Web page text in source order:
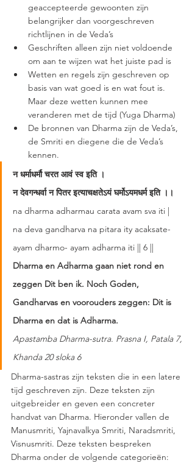
geaccepteerde gewoonten zijn
belangrijker dan voorgeschreven
richtlijnen in de Veda’s
Geschriften alleen zijn niet voldoende
om aan te wijzen wat het juiste pad is
Wetten en regels zijn geschreven op
basis van wat goed is en wat fout is.
Maar deze wetten kunnen mee
veranderen met de tijd (Yuga Dharma)
De bronnen van Dharma zijn de Veda’s,
de Smriti en diegene die de Veda’s
kennen.
न धर्माधर्मौ चरत आवं स्व इति ।
न देवगन्धर्वा न पितर इत्याचक्षतेऽयं घर्मोऽयमधर्म इति ।।
na dharma adharmau carata avam sva iti |
na deva gandharva na pitara ity acaksate-
ayam dharmo- ayam adharma iti || 6 ||
Dharma en Adharma gaan niet rond en
zeggen Dit ben ik. Noch Goden,
Gandharvas en voorouders zeggen: Dit is
Dharma en dat is Adharma.
Apastamba Dharma-sutra. Prasna I, Patala 7,
Khanda 20 sloka 6
Dharma-sastras zijn teksten die in een latere
tijd geschreven zijn. Deze teksten zijn
uitgebreider en geven een concreter
handvat van Dharma. Hieronder vallen de
Manusmriti, Yajnavalkya Smriti, Naradsmriti,
Visnusmriti. Deze teksten bespreken
Dharma onder de volgende categorieën: